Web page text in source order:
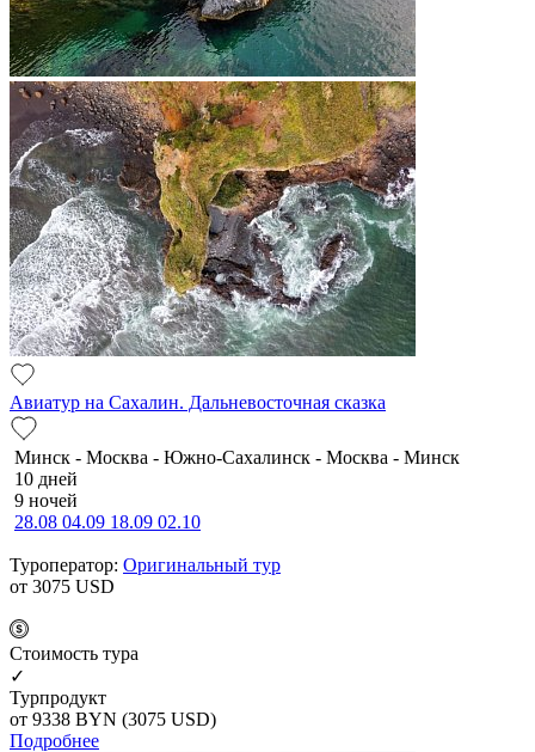
Авиатур на Сахалин. Дальневосточная сказка
Минск - Москва - Южно-Сахалинск - Москва - Минск
10 дней
9 ночей
28.08 04.09 18.09 02.10
Туроператор: Оригинальный тур
от 3075 USD
Cтоимость тура
✓
Турпродукт
от 9338 BYN (3075 USD)
Подробнее